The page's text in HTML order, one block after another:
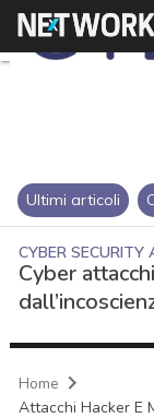
Ultimi articoli
CYBER SECURITY
Cyber
Home
Attacchi Hacker E